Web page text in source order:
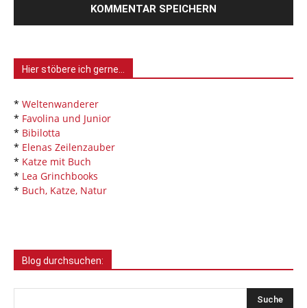
Hier stöbere ich gerne…
* Weltenwanderer
* Favolina und Junior
* Bibilotta
* Elenas Zeilenzauber
* Katze mit Buch
* Lea Grinchbooks
* Buch, Katze, Natur
Blog durchsuchen: